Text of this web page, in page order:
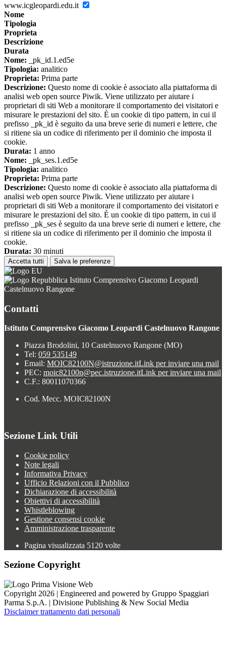
www.icgleopardi.edu.it
Nome
Tipologia
Proprieta
Descrizione
Durata
Nome: _pk_id.1.ed5e
Tipologia: analitico
Proprieta: Prima parte
Descrizione: Questo nome di cookie è associato alla piattaforma di
analisi web open source Piwik. Viene utilizzato per aiutare i
proprietari di siti Web a monitorare il comportamento dei visitatori e
misurare le prestazioni del sito. È un cookie di tipo pattern, in cui il
prefisso _pk_id è seguito da una breve serie di numeri e lettere, che
si ritiene sia un codice di riferimento per il dominio che imposta il
cookie.
Durata: 1 anno
Nome: _pk_ses.1.ed5e
Tipologia: analitico
Proprieta: Prima parte
Descrizione: Questo nome di cookie è associato alla piattaforma di
analisi web open source Piwik. Viene utilizzato per aiutare i
proprietari di siti Web a monitorare il comportamento dei visitatori e
misurare le prestazioni del sito. È un cookie di tipo pattern, in cui il
prefisso _pk_ses è seguito da una breve serie di numeri e lettere, che
si ritiene sia un codice di riferimento per il dominio che imposta il
cookie.
Durata: 30 minuti
Accetta tutti Salva le preferenze
Istituto Comprensivo Giacomo Leopardi
Castelnuovo Rangone
Contatti
Istituto Comprensivo Giacomo Leopardi Castelnuovo Rangone
Piazza Brodolini, 10 Castelnuovo Rangone (MO)
Tel: 059 535149
Email: MOIC82100N@istruzione.itLink per inviare una mail
PEC: moic82100n@pec.istruzione.itLink per inviare una mail
C.F.: 80011070366
Cod. Mecc. MOIC82100N
Sezione Link Utili
Cookie policy
Note legali
Informativa Privacy
Ufficio Relazioni con il Pubblico
Dichiarazione di accessibilità
Obiettivi di accessibilità
Whistleblowing
Gestione consensi cookie
Amministrazione trasparente
Pagina visualizzata 5120 volte
Sezione Copyright
Copyright 2026 | Engineered and powered by Gruppo Spaggiari
Parma S.p.A. | Divisione Publishing & New Social Media
Disclaimer trattamento dati personali